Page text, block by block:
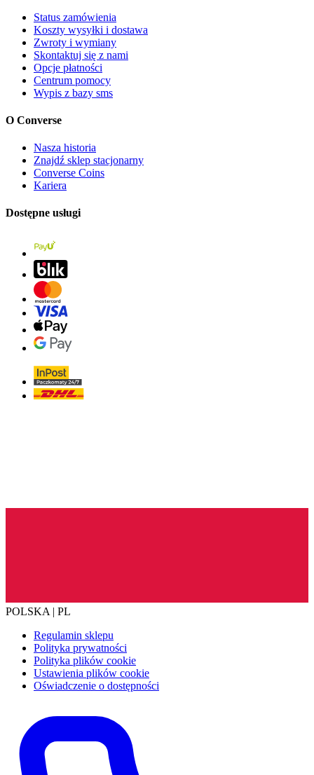
Status zamówienia
Koszty wysyłki i dostawa
Zwroty i wymiany
Skontaktuj się z nami
Opcje płatności
Centrum pomocy
Wypis z bazy sms
O Converse
Nasza historia
Znajdź sklep stacjonarny
Converse Coins
Kariera
Dostępne usługi
POLSKA | PL
Regulamin sklepu
Polityka prywatności
Polityka plików cookie
Ustawienia plików cookie
Oświadczenie o dostępności